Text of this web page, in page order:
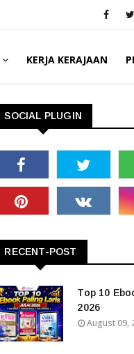
KERJA KERAJAAN
SOCIAL PLUGIN
RECENT-POST
Top 10
2026
August 09,